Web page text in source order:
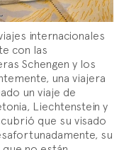
internacionales
con las
Schengen y los
una viajera
un viaje de
Liechtenstein y
que su visado
su